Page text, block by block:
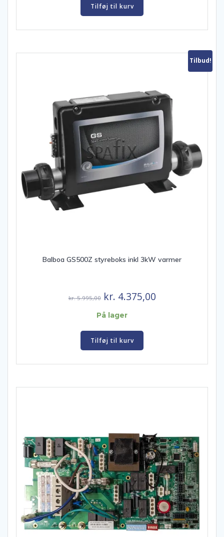
Tilføj til kurv
Tilbud!
Balboa GS500Z styreboks inkl 3kW varmer
kr.5.995,00 Den
oprindelige
var:
kr. 5.995,00.
kr. 4.375,00Den
På lager
Tilføj til kurv